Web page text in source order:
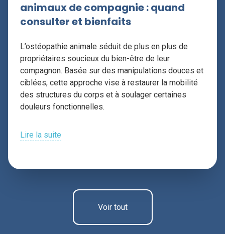
animaux de compagnie : quand
consulter et bienfaits
L’ostéopathie animale séduit de plus en plus de
propriétaires soucieux du bien-être de leur
compagnon. Basée sur des manipulations douces et
ciblées, cette approche vise à restaurer la mobilité
des structures du corps et à soulager certaines
douleurs fonctionnelles.
Lire la suite
Voir tout